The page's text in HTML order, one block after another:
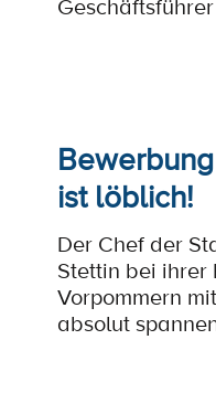
ist löblich!
Der Chef der
Stettin bei ihrer
Vorpommern
absolut